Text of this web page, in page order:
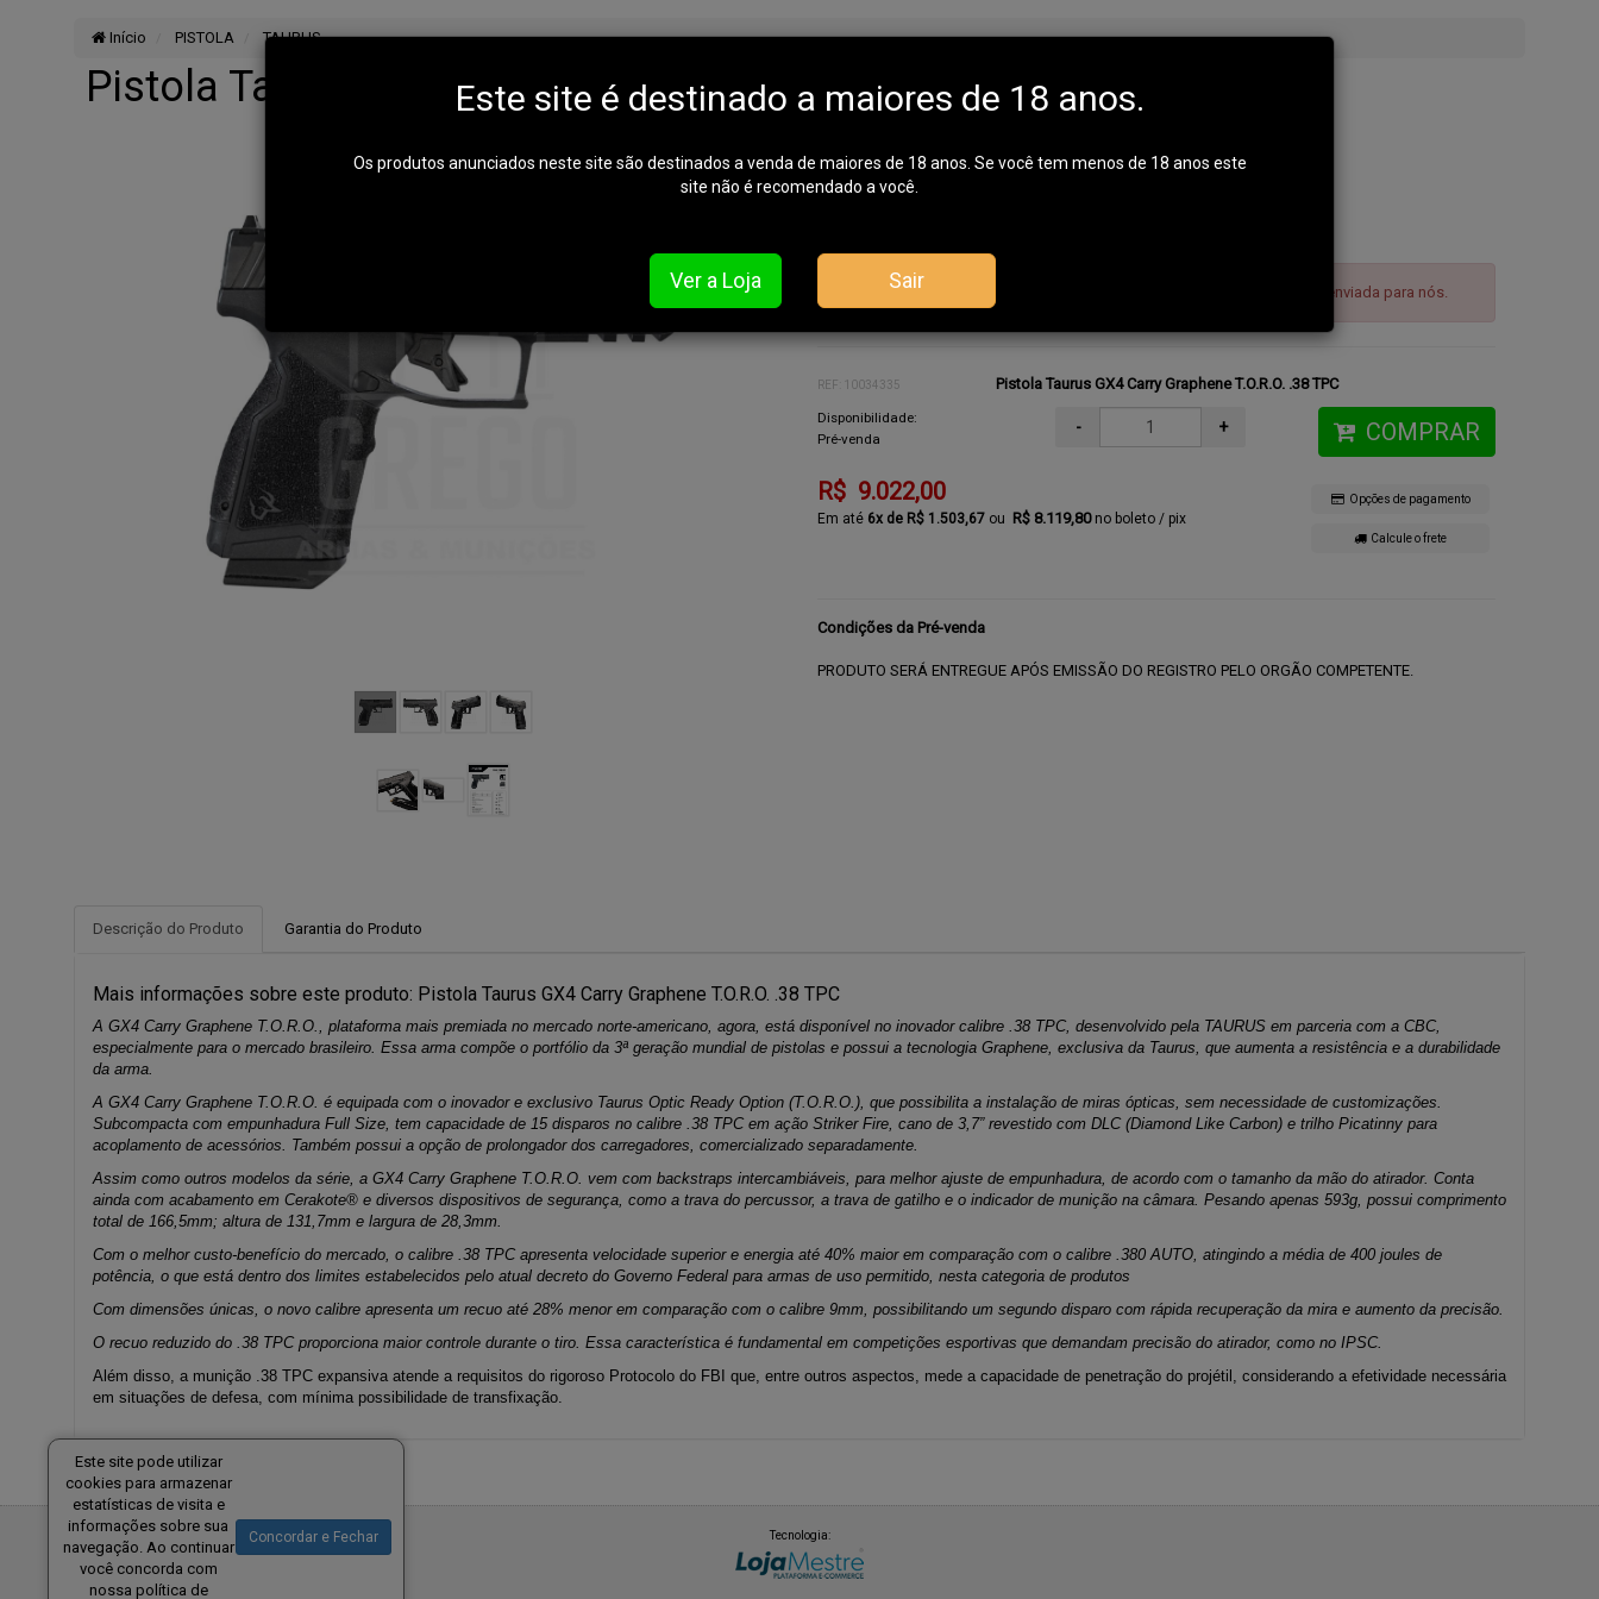
Início PISTOLA TAURUS
Pistola Taurus GX4 Carry Graphene T.O.R.O. .38 TPC
PARA FECHAMENTO DO PEDIDO, ENTRAR EM CONTATO CONOSCO:
Para a compra deste produto o AUTORIZAÇÃO DE COMPRA deverá ser enviada para nós.
REF: 10034335 Pistola Taurus GX4 Carry Graphene T.O.R.O. .38 TPC
Disponibilidade:
Pré-venda
- + COMPRAR
R$ 9.022,00
6x de R$ 1.503,67 R$ 8.119,80 no boleto / pix
Opções de pagamento
Calcule o frete
Condições da Pré-venda
PRODUTO SERÁ ENTREGUE APÓS EMISSÃO DO REGISTRO PELO ORGÃO COMPETENTE.
Descrição do Produto Garantia do Produto
Mais informações sobre este produto: Pistola Taurus GX4 Carry Graphene T.O.R.O. .38 TPC
A GX4 Carry Graphene T.O.R.O., plataforma mais premiada no mercado norte-americano, agora, está disponível no inovador calibre .38 TPC, desenvolvido pela TAURUS em parceria com a CBC,
especialmente para o mercado brasileiro. Essa arma compõe o portfólio da 3ª geração mundial de pistolas e possui a tecnologia Graphene, exclusiva da Taurus, que aumenta a resistência e a durabilidade
da arma.
A GX4 Carry Graphene T.O.R.O. é equipada com o inovador e exclusivo Taurus Optic Ready Option (T.O.R.O.), que possibilita a instalação de miras ópticas, sem necessidade de customizações.
Subcompacta com empunhadura Full Size, tem capacidade de 15 disparos no calibre .38 TPC em ação Striker Fire, cano de 3,7” revestido com DLC (Diamond Like Carbon) e trilho Picatinny para
acoplamento de acessórios. Também possui a opção de prolongador dos carregadores, comercializado separadamente.
Assim como outros modelos da série, a GX4 Carry Graphene T.O.R.O. vem com backstraps intercambiáveis, para melhor ajuste de empunhadura, de acordo com o tamanho da mão do atirador. Conta
ainda com acabamento em Cerakote® e diversos dispositivos de segurança, como a trava do percussor, a trava de gatilho e o indicador de munição na câmara. Pesando apenas 593g, possui comprimento
total de 166,5mm; altura de 131,7mm e largura de 28,3mm.
Com o melhor custo-benefício do mercado, o calibre .38 TPC apresenta velocidade superior e energia até 40% maior em comparação com o calibre .380 AUTO, atingindo a média de 400 joules de
potência, o que está dentro dos limites estabelecidos pelo atual decreto do Governo Federal para armas de uso permitido, nesta categoria de produtos
Com dimensões únicas, o novo calibre apresenta um recuo até 28% menor em comparação com o calibre 9mm, possibilitando um segundo disparo com rápida recuperação da mira e aumento da precisão.
O recuo reduzido do .38 TPC proporciona maior controle durante o tiro. Essa característica é fundamental em competições esportivas que demandam precisão do atirador, como no IPSC.
Além disso, a munição .38 TPC expansiva atende a requisitos do rigoroso Protocolo do FBI que, entre outros aspectos, mede a capacidade de penetração do projétil, considerando a efetividade necessária
em situações de defesa, com mínima possibilidade de transfixação.
Tecnologia:
Este site é destinado a maiores de 18 anos.
Os produtos anunciados neste site são destinados a venda de maiores de 18 anos. Se você tem menos de 18 anos este
site não é recomendado a você.
Ver a Loja Sair
Este site pode utilizar
cookies para armazenar
estatísticas de visita e
informações sobre sua
navegação. Ao continuar
você concorda com
nossa política de
Concordar e Fechar